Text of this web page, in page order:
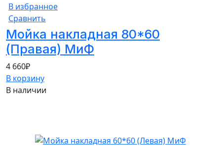
В избранное
Сравнить
Мойка накладная 80*60
(Правая) МиФ
4 660₽
В корзину
В наличии